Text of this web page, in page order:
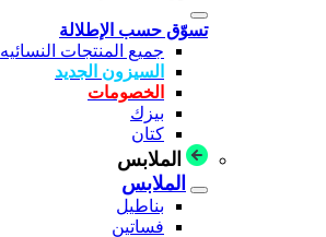
تسوّق حسب الإطلالة
جميع المنتجات النسائيه
السيزون الجديد
الخصومات
بيزك
كتان
الملابس
الملابس
بناطيل
فساتين